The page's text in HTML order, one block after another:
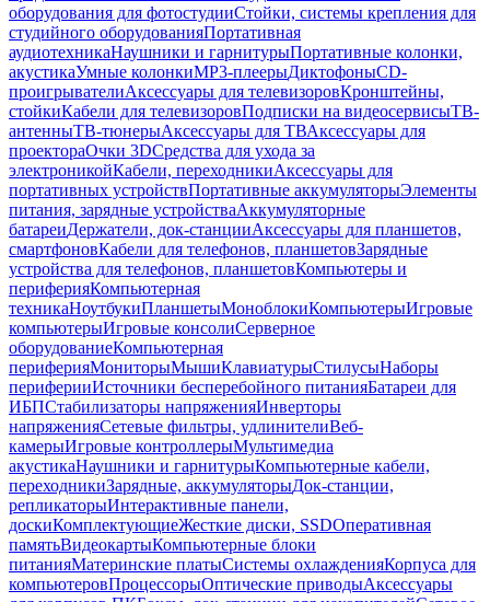
оборудования для фотостудииСтойки, системы крепления для
студийного оборудованияПортативная
аудиотехникаНаушники и гарнитурыПортативные колонки,
акустикаУмные колонкиMP3-плеерыДиктофоныCD-
проигрывателиАксессуары для телевизоровКронштейны,
стойкиКабели для телевизоровПодписки на видеосервисыТВ-
антенныТВ-тюнерыАксессуары для ТВАксессуары для
проектораОчки 3DСредства для ухода за
электроникойКабели, переходникиАксессуары для
портативных устройствПортативные аккумуляторыЭлементы
питания, зарядные устройстваАккумуляторные
батареиДержатели, док-станцииАксессуары для планшетов,
смартфоновКабели для телефонов, планшетовЗарядные
устройства для телефонов, планшетовКомпьютеры и
периферияКомпьютерная
техникаНоутбукиПланшетыМоноблокиКомпьютерыИгровые
компьютерыИгровые консолиСерверное
оборудованиеКомпьютерная
периферияМониторыМышиКлавиатурыСтилусыНаборы
периферииИсточники бесперебойного питанияБатареи для
ИБПСтабилизаторы напряженияИнверторы
напряженияСетевые фильтры, удлинителиВеб-
камерыИгровые контроллерыМультимедиа
акустикаНаушники и гарнитурыКомпьютерные кабели,
переходникиЗарядные, аккумуляторыДок-станции,
репликаторыИнтерактивные панели,
доскиКомплектующиеЖесткие диски, SSDОперативная
памятьВидеокартыКомпьютерные блоки
питанияМатеринские платыСистемы охлажденияКорпуса для
компьютеровПроцессорыОптические приводыАксессуары